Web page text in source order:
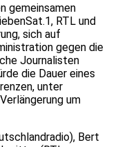
gemeinsamen
RTL und
sich auf
gegen die
Journalisten
die Dauer eines
unter
um
Bert